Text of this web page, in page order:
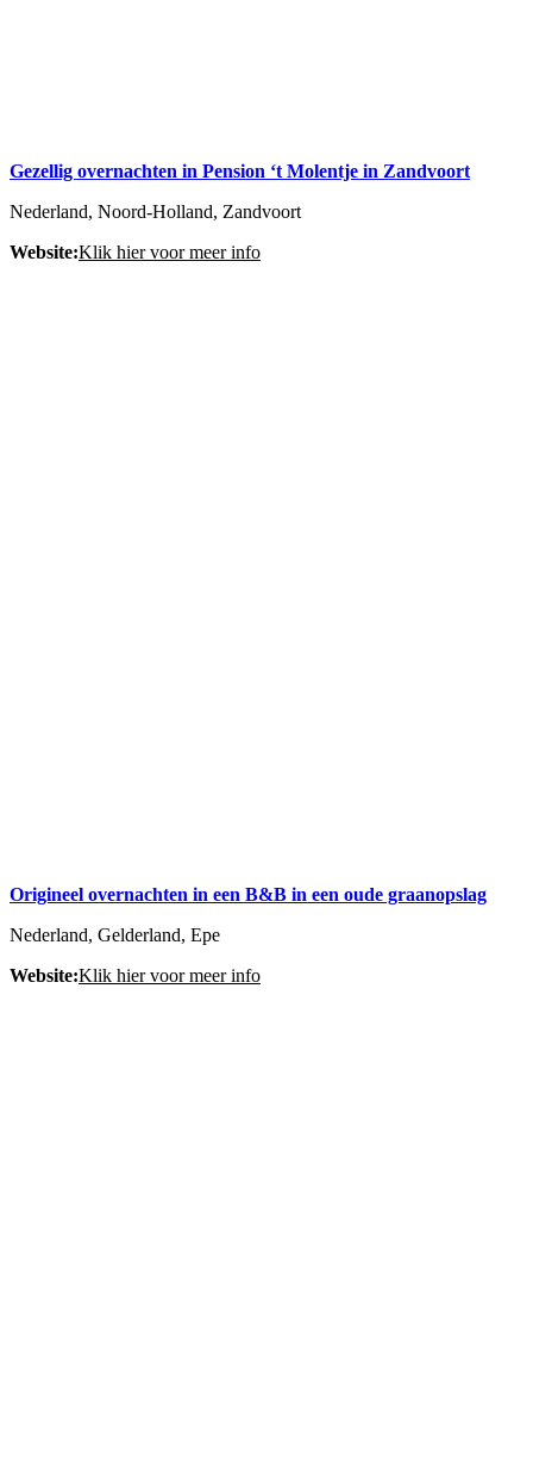
Gezellig overnachten in Pension ‘t Molentje in Zandvoort
Nederland, Noord-Holland, Zandvoort
Website:Klik hier voor meer info
Origineel overnachten in een B&B in een oude graanopslag
Nederland, Gelderland, Epe
Website:Klik hier voor meer info